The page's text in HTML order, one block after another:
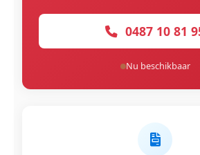
0487 10 81
Nu beschikbaar